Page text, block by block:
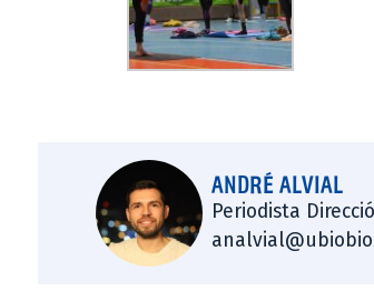
ANDRÉ ALVIAL
Periodista